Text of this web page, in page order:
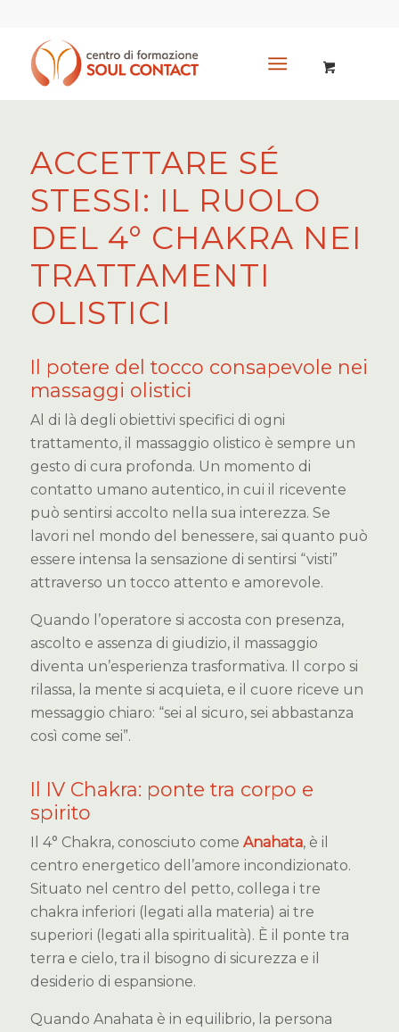
ACCETTARE SÉ
STESSI: IL RUOLO
DEL 4° CHAKRA NEI
TRATTAMENTI
OLISTICI
Il potere del tocco consapevole nei
massaggi olistici
Al di là degli obiettivi specifici di ogni
trattamento, il massaggio olistico è sempre un
gesto di cura profonda. Un momento di
contatto umano autentico, in cui il ricevente
può sentirsi accolto nella sua interezza. Se
lavori nel mondo del benessere, sai quanto può
essere intensa la sensazione di sentirsi “visti”
attraverso un tocco attento e amorevole.
Quando l’operatore si accosta con presenza,
ascolto e assenza di giudizio, il massaggio
diventa un’esperienza trasformativa. Il corpo si
rilassa, la mente si acquieta, e il cuore riceve un
messaggio chiaro: “sei al sicuro, sei abbastanza
così come sei”.
Il IV Chakra: ponte tra corpo e
spirito
Il 4° Chakra, conosciuto come Anahata, è il
centro energetico dell’amore incondizionato.
Situato nel centro del petto, collega i tre
chakra inferiori (legati alla materia) ai tre
superiori (legati alla spiritualità). È il ponte tra
terra e cielo, tra il bisogno di sicurezza e il
desiderio di espansione.
Quando Anahata è in equilibrio, la persona